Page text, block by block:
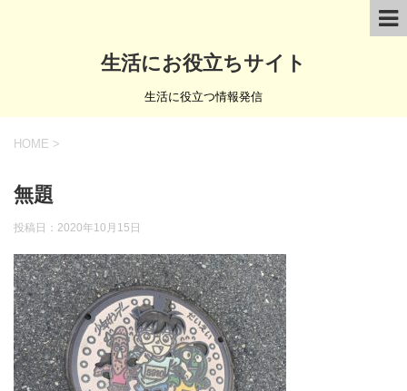
生活にお役立ちサイト
生活に役立つ情報発信
HOME >
無題
投稿日： 2020年10月15日